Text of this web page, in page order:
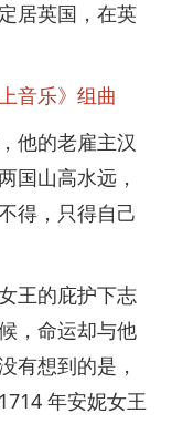
居英国，在英
音乐》组曲
的老雇主汉
国山高水远，
得，只得自己
王的庇护下志
，命运却与他
有想到的是，
年安妮女王